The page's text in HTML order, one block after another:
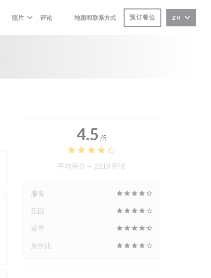
照片 评论
((在新窗口中打开))
((在新窗口中打开))
地图和联系方式 预订餐位 ZH
4.5 /5
平均评分 — 2218 评论
服务
氛围
菜单
质价比